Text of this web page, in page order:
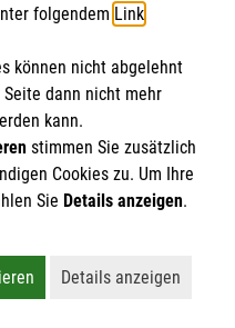
eingetragene
folgendem Link.
können nicht abgelehnt
dann nicht mehr
kann.
stimmen Sie zusätzlich
Cookies zu. Um Ihre
Sie Details anzeigen.
Cookies ab
alle Cookies
Details anzeigen